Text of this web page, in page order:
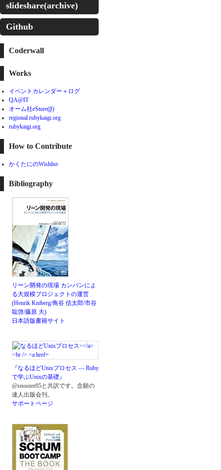
slideshare(archive)
Github
Coderwall
Works
イベントカレンダー＋ログ
QA@IT
オーム社eStore(β)
regional.rubykaigi.org
rubykaigi.org
How to Contribute
かくたにのWishlist
Bibliography
リーン開発の現場 カンバンによ
る大規模プロジェクトの運営
(Henrik Kniberg/角谷 信太郎/市谷
聡啓/藤原 大)
日本語版書籍サイト
『なるほどUnixプロセス ― Ruby
で学ぶUnixの基礎』
@snoozer05と共訳です。念願の
達人出版会刊。
サポートページ